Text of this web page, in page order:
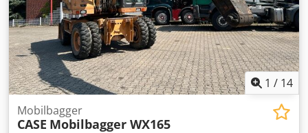
2000 mm Grabenräumlöffel - Optional mit 2021 TOPCON
3D-SYSTEM
1 / 14
Mobilbagger
CASE Mobilbagger WX165